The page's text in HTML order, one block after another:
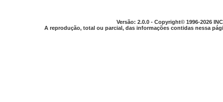
Versão: 2.0.0 - Copyright© 1996-2026
A reprodução, total ou parcial, das informações contidas nessa